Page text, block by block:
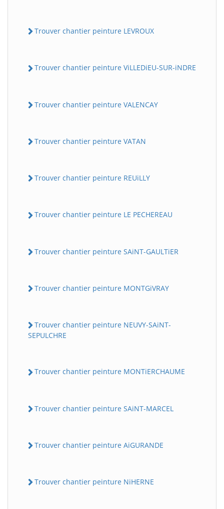
Trouver chantier peinture LEVROUX
Trouver chantier peinture ViLLEDiEU-SUR-iNDRE
Trouver chantier peinture VALENCAY
Trouver chantier peinture VATAN
Trouver chantier peinture REUiLLY
Trouver chantier peinture LE PECHEREAU
Trouver chantier peinture SAiNT-GAULTiER
Trouver chantier peinture MONTGiVRAY
Trouver chantier peinture NEUVY-SAiNT-
SEPULCHRE
Trouver chantier peinture MONTiERCHAUME
Trouver chantier peinture SAiNT-MARCEL
Trouver chantier peinture AiGURANDE
Trouver chantier peinture NiHERNE